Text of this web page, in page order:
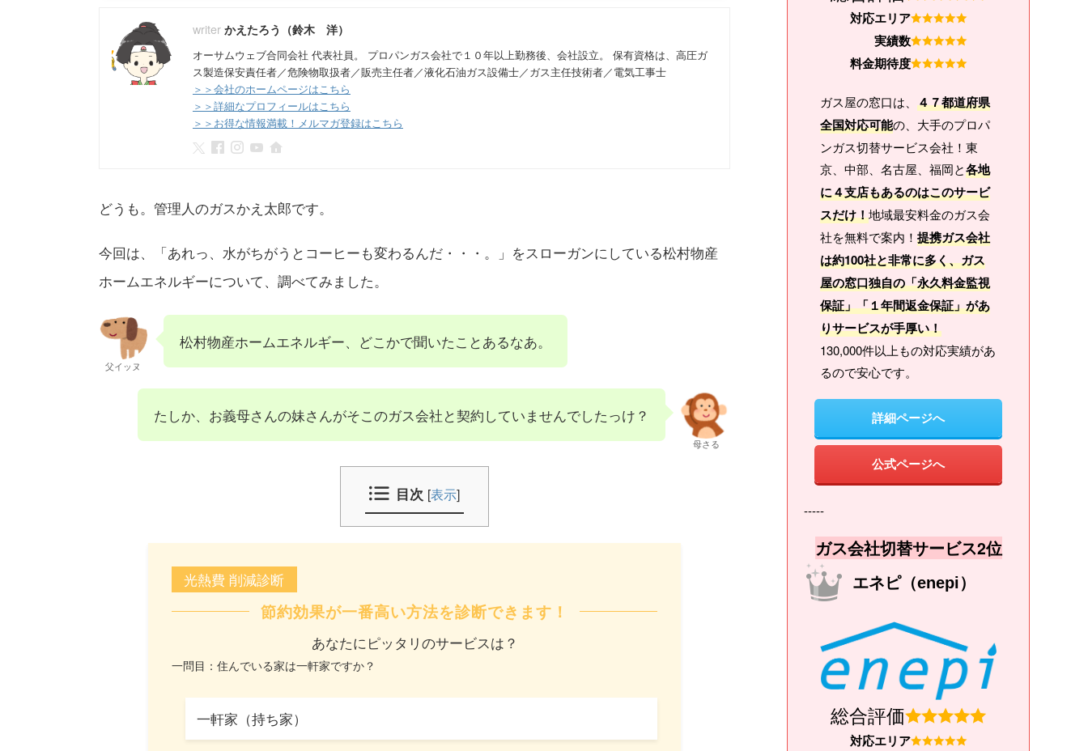
かえたろう（鈴木 洋）
オーサムウェブ合同会社 代表社員。 プロパンガス会社で１０年以上勤務後、会社設立。 保有資格は、高圧ガ
ス製造保安責任者／危険物取扱者／販売主任者／液化石油ガス設備士／ガス主任技術者／電気工事士
＞＞会社のホームページはこちら
＞＞詳細なプロフィールはこちら
＞＞お得な情報満載！メルマガ登録はこちら
どうも。管理人のガスかえ太郎です。
今回は、「あれっ、水がちがうとコーヒーも変わるんだ・・・。」をスローガンにしている松村物産
ホームエネルギーについて、調べてみました。
父イッヌ
松村物産ホームエネルギー、どこかで聞いたことあるなあ。
たしか、お義母さんの妹さんがそこのガス会社と契約していませんでしたっけ？
母さる
目次 [表示]
光熱費 削減診断
節約効果が一番高い方法を診断できます！
あなたにピッタリのサービスは？
一問目：住んでいる家は一軒家ですか？
一軒家（持ち家）
対応エリア
実績数
料金期待度
ガス屋の窓口は、 ４７都道府県
全国対応可能の、大手のプロパ
ンガス切替サービス会社！東
京、中部、名古屋、福岡と各地
に４支店もあるのはこのサービ
スだけ！地域最安料金のガス会
社を無料で案内！ 提携ガス会社
は約100社と非常に多く、ガス
屋の窓口独自の「永久料金監視
保証」「１年間返金保証」があ
りサービスが手厚い！
130,000件以上もの対応実績があ
るので安心です。
詳細ページへ
公式ページへ
-----
ガス会社切替サービス2位
エネピ（enepi）
総合評価
対応エリア